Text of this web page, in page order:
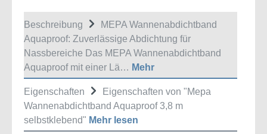
Beschreibung
MEPA Wannenabdichtband
Aquaproof: Zuverlässige Abdichtung für
Nassbereiche Das MEPA Wannenabdichtband
Aquaproof mit einer Lä… Mehr
Eigenschaften
Eigenschaften von "Mepa
Wannenabdichtband Aquaproof 3,8 m
selbstklebend" Mehr lesen